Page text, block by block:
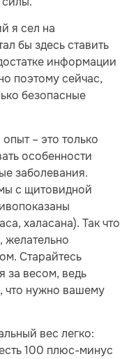
я сел на
бы здесь ставить
информации
поэтому сейчас,
безопасные
– это только
особенности
заболевания.
с щитовидной
халасана). Так что
желательно
Старайтесь
за весом, ведь
что нужно вашему
вес легко:
100 плюс-минус